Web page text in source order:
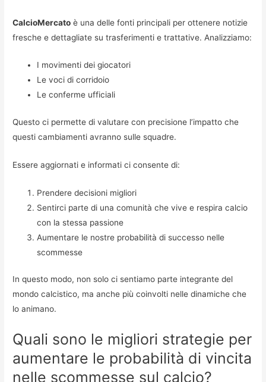
CalcioMercato è una delle fonti principali per ottenere notizie
fresche e dettagliate su trasferimenti e trattative. Analizziamo:
I movimenti dei giocatori
Le voci di corridoio
Le conferme ufficiali
Questo ci permette di valutare con precisione l’impatto che
questi cambiamenti avranno sulle squadre.
Essere aggiornati e informati ci consente di:
Prendere decisioni migliori
Sentirci parte di una comunità che vive e respira calcio
con la stessa passione
Aumentare le nostre probabilità di successo nelle
scommesse
In questo modo, non solo ci sentiamo parte integrante del
mondo calcistico, ma anche più coinvolti nelle dinamiche che
lo animano.
Quali sono le migliori strategie per
aumentare le probabilità di vincita
nelle scommesse sul calcio?